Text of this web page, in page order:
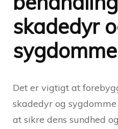
skadedyr
sygdomme
Det er vigtigt at
skadedyr og
at sikre dens sundhed